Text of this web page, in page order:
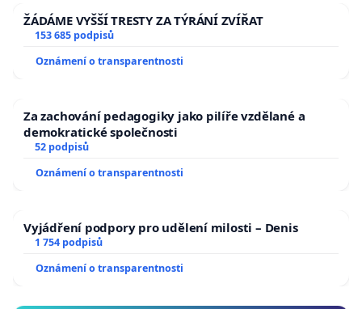
ŽÁDÁME VYŠŠÍ TRESTY ZA TÝRÁNÍ ZVÍŘAT
153 685 podpisů
Oznámení o transparentnosti
Za zachování pedagogiky jako pilíře vzdělané a
demokratické společnosti
52 podpisů
Oznámení o transparentnosti
Vyjádření podpory pro udělení milosti – Denis
1 754 podpisů
Oznámení o transparentnosti